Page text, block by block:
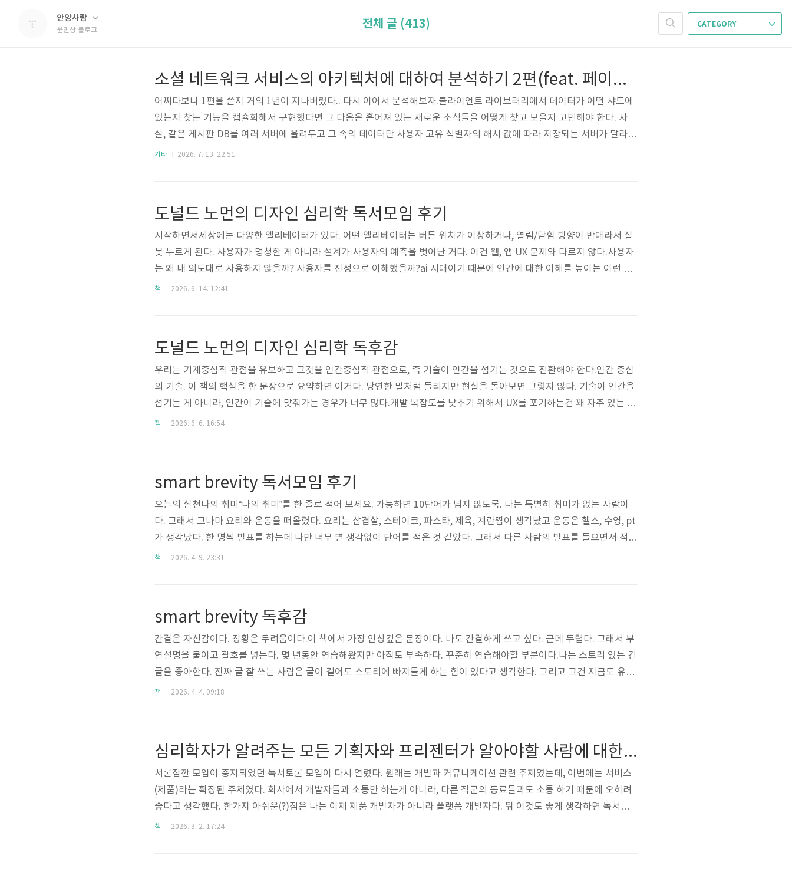
안양사람
윤민상 블로그
CATEGORY
전체 글 (413)
소셜 네트워크 서비스의 아키텍처에 대하여 분석하기 2편(feat. 페이스북 아키텍쳐)
어쩌다보니 1편을 쓴지 거의 1년이 지나버렸다.. 다시 이어서 분석해보자.클라이언트 라이브러리에서 데이터가 어떤 샤드에
있는지 찾는 기능을 캡슐화해서 구현했다면 그 다음은 흩어져 있는 새로운 소식들을 어떻게 찾고 모을지 고민해야 한다. 사
실, 같은 게시판 DB를 여러 서버에 올려두고 그 속의 데이터만 사용자 고유 식별자의 해시 값에 따라 저장되는 서버가 달라지
는 구성이기 때문에 기존의 단일 서버 구성과 다중 서버 구성상 서버별 검색은 다르지 않다. 하지만 다중 서버를 사용하는 경
기타 2026. 7. 13. 22:51
도널드 노먼의 디자인 심리학 독서모임 후기
시작하면서세상에는 다양한 엘리베이터가 있다. 어떤 엘리베이터는 버튼 위치가 이상하거나, 열림/닫힘 방향이 반대라서 잘
못 누르게 된다. 사용자가 멍청한 게 아니라 설계가 사용자의 예측을 벗어난 거다. 이건 웹, 앱 UX 문제와 다르지 않다.사용자
는 왜 내 의도대로 사용하지 않을까? 사용자를 진정으로 이해했을까?ai 시대이기 때문에 인간에 대한 이해를 높이는 이런 책
을 읽어야 한다.가장 황당했던 서비스N사처음 설치해서 가입했는데 이상한 모달이 뜨면서 버그가 있었다. 화면도 너무 느렸
책 2026. 6. 14. 12:41
도널드 노먼의 디자인 심리학 독후감
우리는 기계중심적 관점을 유보하고 그것을 인간중심적 관점으로, 즉 기술이 인간을 섬기는 것으로 전환해야 한다.인간 중심
의 기술. 이 책의 핵심을 한 문장으로 요약하면 이거다. 당연한 말처럼 들리지만 현실을 돌아보면 그렇지 않다. 기술이 인간을
섬기는 게 아니라, 인간이 기술에 맞춰가는 경우가 너무 많다.개발 복잡도를 낮추기 위해서 UX를 포기하는건 꽤 자주 있는 일
이다. 물론 이건 상황에 따라 옳고 그름이 바뀔 수 있다. 모든건 트레이드오프가 있으니까.나는 단순화된 정책을 선호한다. 복
책 2026. 6. 6. 16:54
smart brevity 독서모임 후기
오늘의 실천나의 취미“나의 취미”를 한 줄로 적어 보세요. 가능하면 10단어가 넘지 않도록. 나는 특별히 취미가 없는 사람이
다. 그래서 그나마 요리와 운동을 떠올렸다. 요리는 삼겹살, 스테이크, 파스타, 제육, 계란찜이 생각났고 운동은 헬스, 수영, pt
가 생각났다. 한 명씩 발표를 하는데 나만 너무 별 생각없이 단어를 적은 것 같았다. 그래서 다른 사람의 발표를 들으면서 적당
히 포장했다.(이것도 발표할 때 얘기했다.) 요리하면 크게 세가지가 생각난다. 시간 소모, 돈 절약, 행복. 요리는 참 시간이 많
책 2026. 4. 9. 23:31
smart brevity 독후감
간결은 자신감이다. 장황은 두려움이다.이 책에서 가장 인상깊은 문장이다. 나도 간결하게 쓰고 싶다. 근데 두렵다. 그래서 부
연설명을 붙이고 괄호를 넣는다. 몇 년동안 연습해왔지만 아직도 부족하다. 꾸준히 연습해야할 부분이다.나는 스토리 있는 긴
글을 좋아한다. 진짜 글 잘 쓰는 사람은 글이 길어도 스토리에 빠져들게 하는 힘이 있다고 생각한다. 그리고 그건 지금도 유효
하다고 생각한다. 하지만 모든 글을 그렇게 작성해서는 안된다. 특히 정보를 전달하는 글에서는 더더욱. 둘 다 잘해야한다.이
책 2026. 4. 4. 09:18
심리학자가 알려주는 모든 기획자와 프리젠터가 알아야할 사람에 대한 100가지 사실 독서모임 후기
서론잠깐 모임이 중지되었던 독서토론 모임이 다시 열렸다. 원래는 개발과 커뮤니케이션 관련 주제였는데, 이번에는 서비스
(제품)라는 확장된 주제였다. 회사에서 개발자들과 소통만 하는게 아니라, 다른 직군의 동료들과도 소통 하기 때문에 오히려
좋다고 생각했다. 한가지 아쉬운(?)점은 나는 이제 제품 개발자가 아니라 플랫폼 개발자다. 뭐 이것도 좋게 생각하면 독서토
론을 하면서 제품에 대한 감을 잃지 않을 수 있다. 본론이번 모임은 사람이 너무 많았다.. 그래서 좀 부담되었다. 확실히 나는
책 2026. 3. 2. 17:24